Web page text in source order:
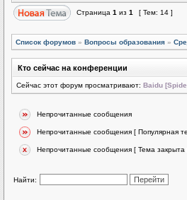
Страница 1 из 1 [ Тем: 14 ]
Список форумов » Вопросы образования »
Кто сейчас на конференции
Сейчас этот форум просматривают: Baidu
Непрочитанные сообщения
Непрочитанные сообщения [ Популярная
Непрочитанные сообщения [ Тема закрыта
Найти: